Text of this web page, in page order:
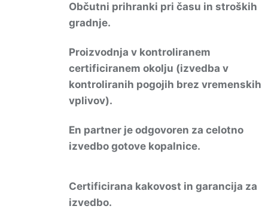
Občutni prihranki pri času in stroških
gradnje.
Proizvodnja v kontroliranem
certificiranem okolju (izvedba v
kontroliranih pogojih brez vremenskih
vplivov).
En partner je odgovoren za celotno
izvedbo gotove kopalnice.
Certificirana kakovost in garancija za
izvedbo.